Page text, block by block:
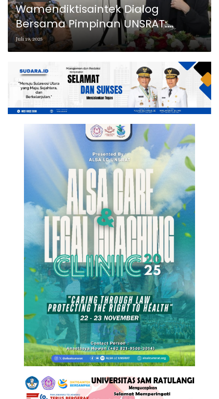
Wamendiktisaintek Dialog
Bersama Pimpinan UNSRAT:
Dorong Penguatan Program
Kampus Berdampak
Juli 19, 2025